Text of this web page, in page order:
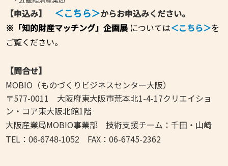
【申込み】 ＜こちら＞からお申込みください。
※「知的財産マッチング」企画展 については＜こちら＞を
ご覧ください。
【問合せ】
MOBIO（ものづくりビジネスセンター大阪）
〒577-0011 大阪府東大阪市荒本北1-4-17クリエイショ
ン・コア東大阪北館1階
大阪産業局MOBIO事業部 技術支援チーム：千田・山崎
TEL：06‐6748‐1052 FAX：06-6745-2362